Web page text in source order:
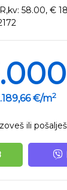
58.00, €
€/m2
ili